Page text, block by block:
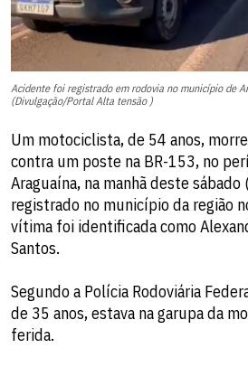
Acidente foi registrado em rodovia no município de
(Divulgação/Portal Alta tensão )
Um motociclista, de 54 anos,
contra um poste na BR-153, no
Araguaína, na manhã deste
registrado no município da região
vítima foi identificada como
Santos.
Segundo a Polícia Rodoviária
de 35 anos, estava na garupa da
ferida.